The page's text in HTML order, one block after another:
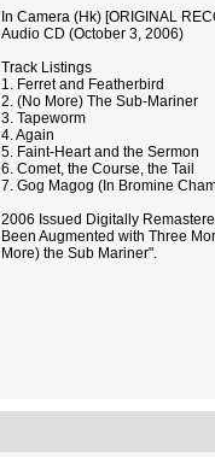
In Camera (Hk) [ORIGINAL
Audio CD (October 3, 2006)
Track Listings
1. Ferret and Featherbird
2. (No More) The Sub-Mariner
3. Tapeworm
4. Again
5. Faint-Heart and the Sermon
6. Comet, the Course, the Tail
7. Gog Magog (In Bromine
2006 Issued Digitally
Been Augmented with Three
More) the Sub Mariner".